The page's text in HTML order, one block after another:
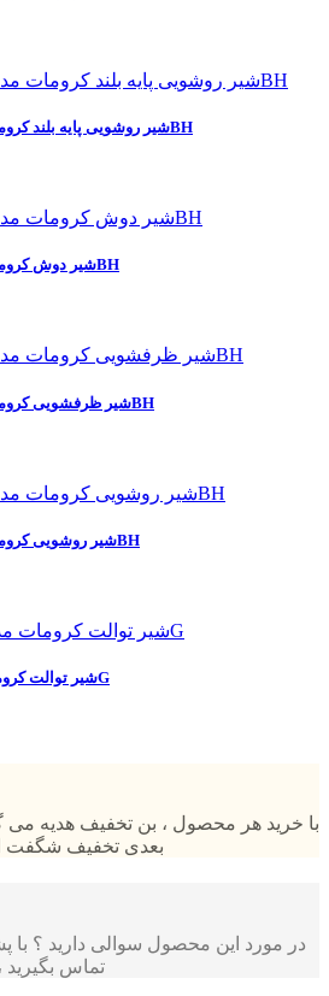
شیر روشویی پایه بلند کرومات مدل ویکتوریا 13803BH
شیر دوش کرومات مدل ویکتوریا 13804BH
شیر ظرفشویی کرومات مدل ویکتوریا 13805BH
شیر روشویی کرومات مدل ویکتوریا 13801BH
شیر توالت کرومات مدل دیاموند 13702G
با خرید هر محصول ، بن تخفیف هدیه می
بعدی تخفیف شگفت
در مورد این محصول سوالی دارید ؟ با
تماس بگیرید